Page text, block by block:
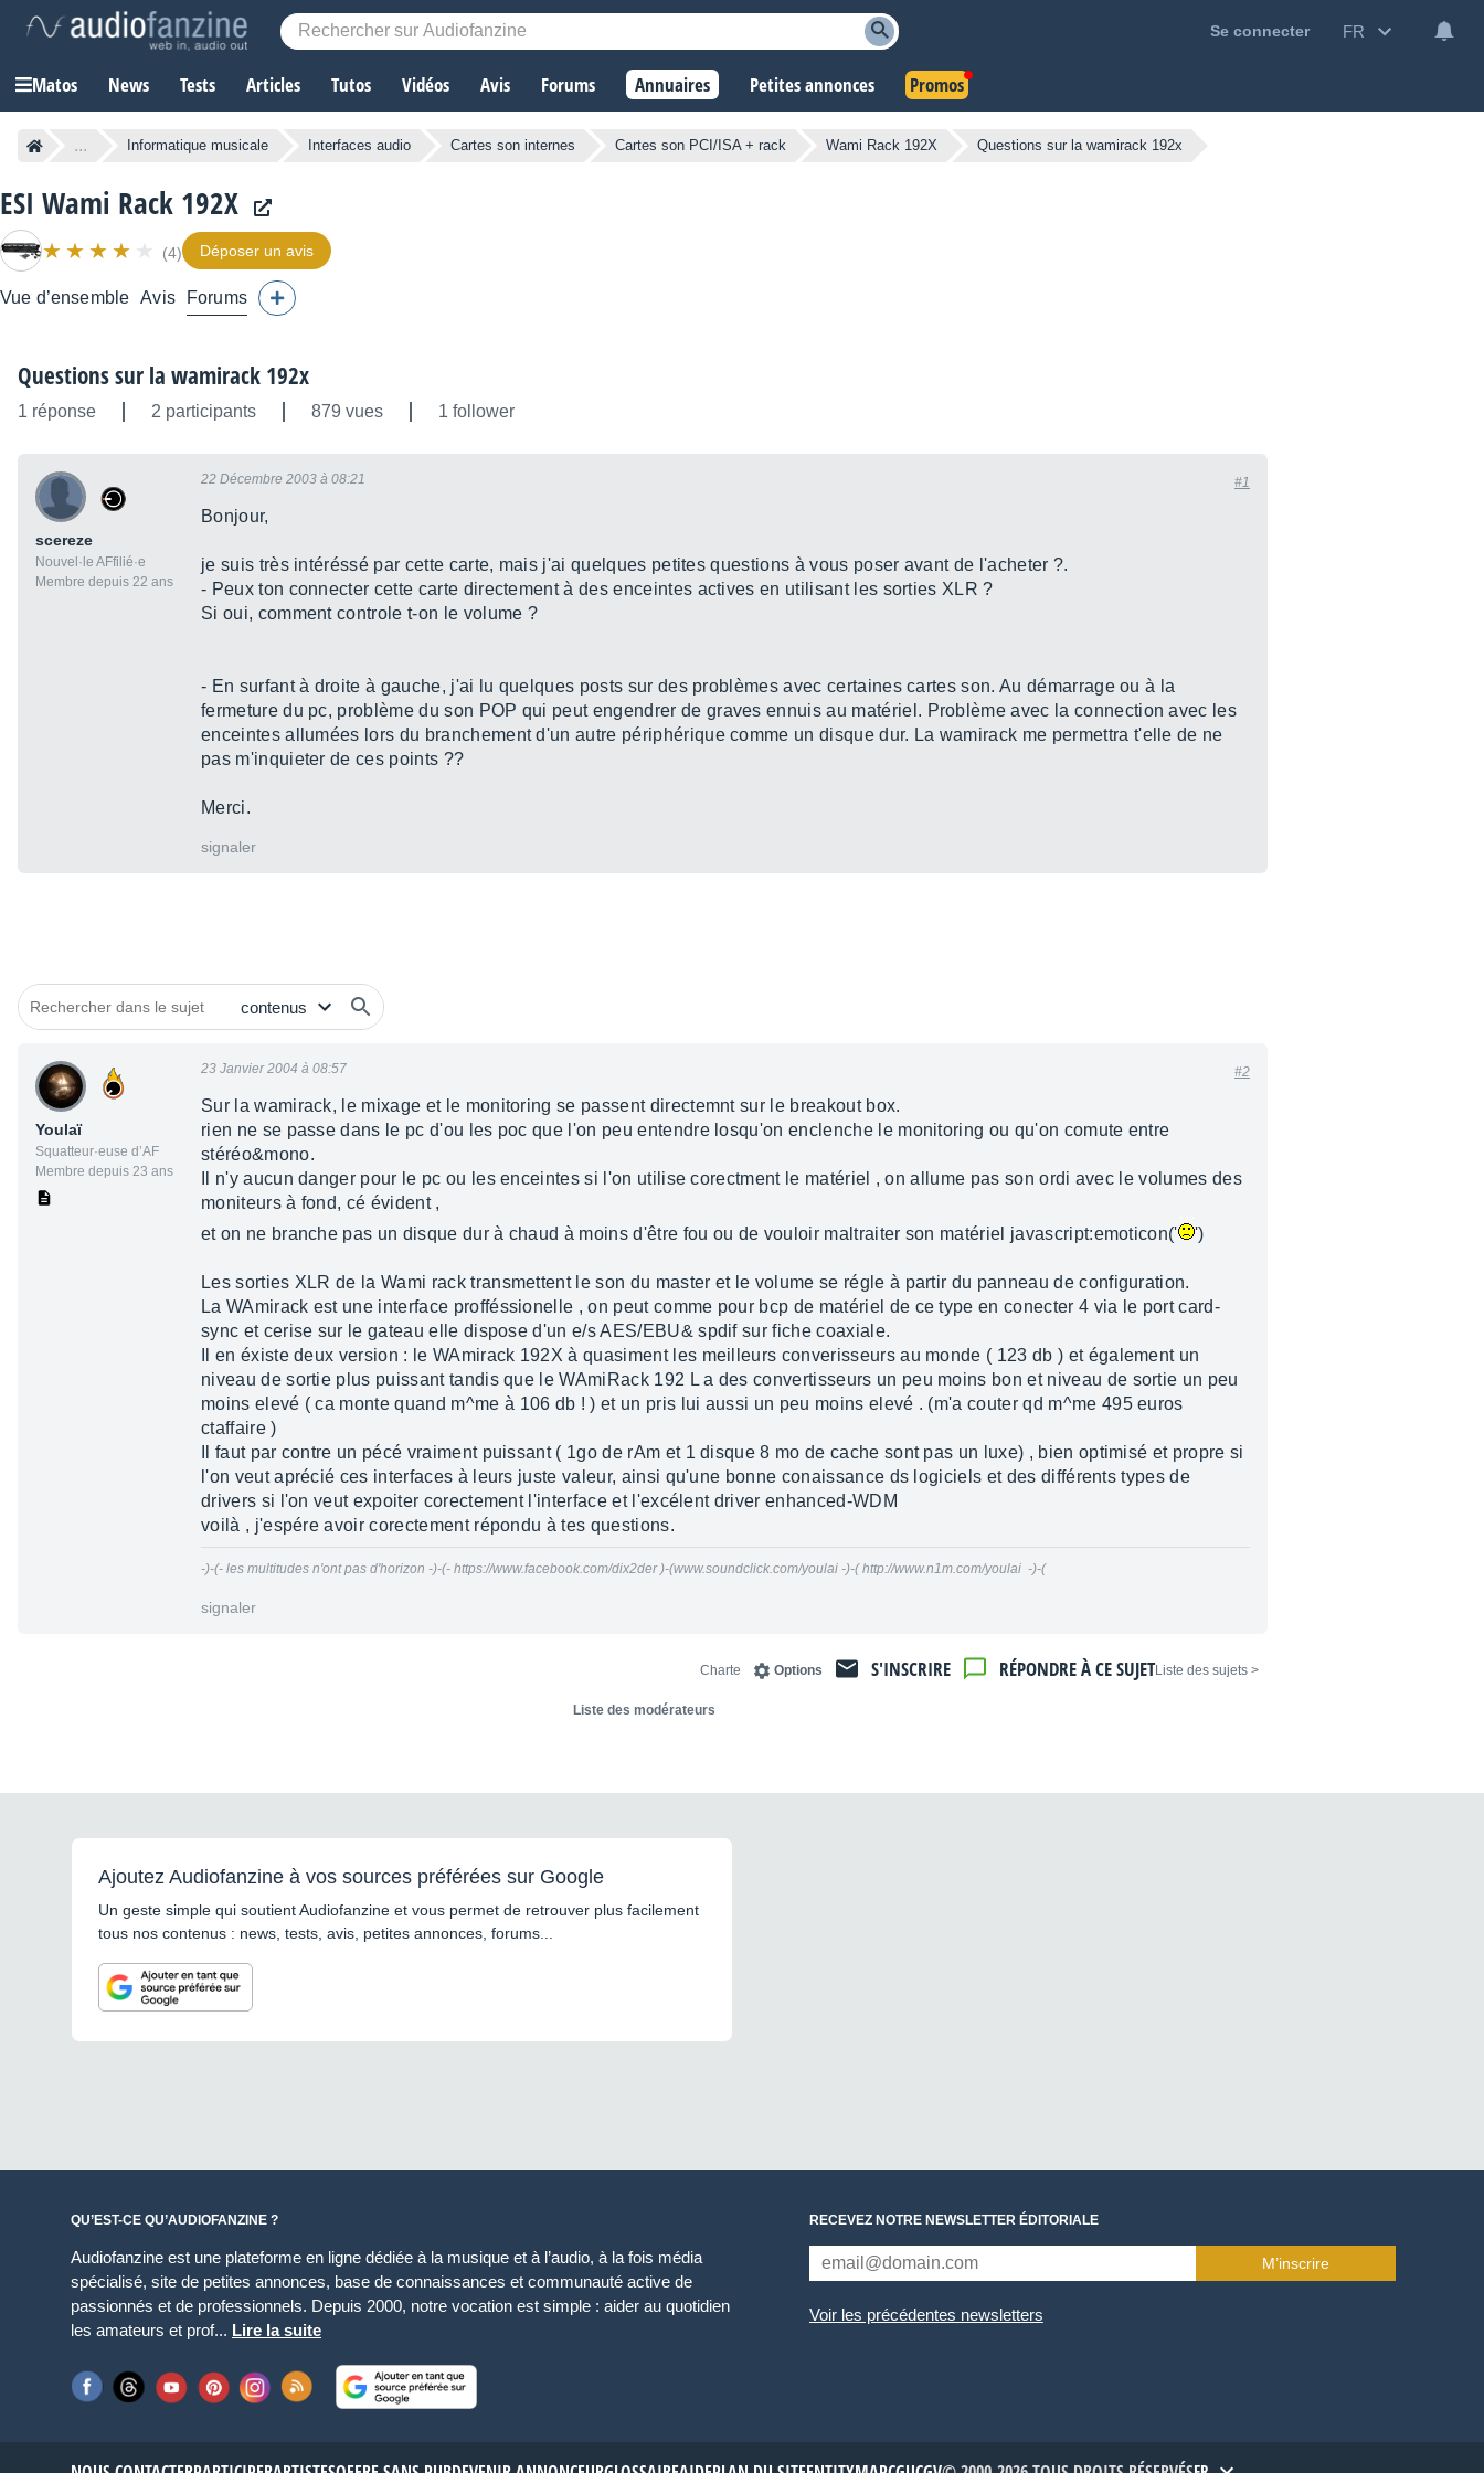
Se connecter FR
Matos News Tests Articles Tutos Vidéos Avis Forums Annuaires Petites annonces Promos
... Informatique musicale Interfaces audio Cartes son internes Cartes son PCI/ISA + rack Wami Rack 192X Questions sur la wamirack 192x
ESI Wami Rack 192X
(4) Déposer un avis
Vue d’ensemble Avis Forums
Questions sur la wamirack 192x
1 réponse 2 participants 879 vues 1 follower
scereze
Nouvel·le AFfilié·e
Membre depuis 22 ans
22 Décembre 2003 à 08:21 #1
Bonjour,
je suis très intéréssé par cette carte, mais j'ai quelques petites questions à vous poser avant de l'acheter ?.
- Peux ton connecter cette carte directement à des enceintes actives en utilisant les sorties XLR ?
Si oui, comment controle t-on le volume ?
- En surfant à droite à gauche, j'ai lu quelques posts sur des problèmes avec certaines cartes son. Au démarrage ou à la
fermeture du pc, problème du son POP qui peut engendrer de graves ennuis au matériel. Problème avec la connection avec les
enceintes allumées lors du branchement d'un autre périphérique comme un disque dur. La wamirack me permettra t'elle de ne
pas m'inquieter de ces points ??
Merci.
signaler
Youlaï
Squatteur·euse d’AF
Membre depuis 23 ans
23 Janvier 2004 à 08:57 #2
Sur la wamirack, le mixage et le monitoring se passent directemnt sur le breakout box.
rien ne se passe dans le pc d'ou les poc que l'on peu entendre losqu'on enclenche le monitoring ou qu'on comute entre
stéréo&mono.
Il n'y aucun danger pour le pc ou les enceintes si l'on utilise corectment le matériel , on allume pas son ordi avec le volumes des
moniteurs à fond, cé évident ,
et on ne branche pas un disque dur à chaud à moins d'être fou ou de vouloir maltraiter son matériel javascript:emoticon('
')
Les sorties XLR de la Wami rack transmettent le son du master et le volume se régle à partir du panneau de configuration.
La WAmirack est une interface profféssionelle , on peut comme pour bcp de matériel de ce type en conecter 4 via le port card-
sync et cerise sur le gateau elle dispose d'un e/s AES/EBU& spdif sur fiche coaxiale.
Il en éxiste deux version : le WAmirack 192X à quasiment les meilleurs converisseurs au monde ( 123 db ) et également un
niveau de sortie plus puissant tandis que le WAmiRack 192 L a des convertisseurs un peu moins bon et niveau de sortie un peu
moins elevé ( ca monte quand m^me à 106 db ! ) et un pris lui aussi un peu moins elevé . (m'a couter qd m^me 495 euros
ctaffaire )
Il faut par contre un pécé vraiment puissant ( 1go de rAm et 1 disque 8 mo de cache sont pas un luxe) , bien optimisé et propre si
l'on veut aprécié ces interfaces à leurs juste valeur, ainsi qu'une bonne conaissance ds logiciels et des différents types de
drivers si l'on veut expoiter corectement l'interface et l'excélent driver enhanced-WDM
voilà , j'espére avoir corectement répondu à tes questions.
-)-(- les multitudes n'ont pas d'horizon -)-(- https://www.facebook.com/dix2der )-(www.soundclick.com/youlai -)-( http://www.n1m.com/youlai -)-(
signaler
< Liste des sujets
RÉPONDRE À CE SUJET
S'INSCRIRE
Options
Charte
Liste des modérateurs
Ajoutez Audiofanzine à vos sources préférées sur Google
Un geste simple qui soutient Audiofanzine et vous permet de retrouver plus facilement
tous nos contenus : news, tests, avis, petites annonces, forums...
QU’EST-CE QU’AUDIOFANZINE ?
Audiofanzine est une plateforme en ligne dédiée à la musique et à l’audio, à la fois média
spécialisé, site de petites annonces, base de connaissances et communauté active de
passionnés et de professionnels. Depuis 2000, notre vocation est simple : aider au quotidien
les amateurs et prof... Lire la suite
RECEVEZ NOTRE NEWSLETTER ÉDITORIALE
M’inscrire
Voir les précédentes newsletters